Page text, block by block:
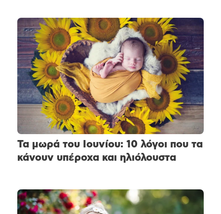
Τα μωρά του Ιουνίου: 10 λόγοι που τα
κάνουν υπέροχα και ηλιόλουστα